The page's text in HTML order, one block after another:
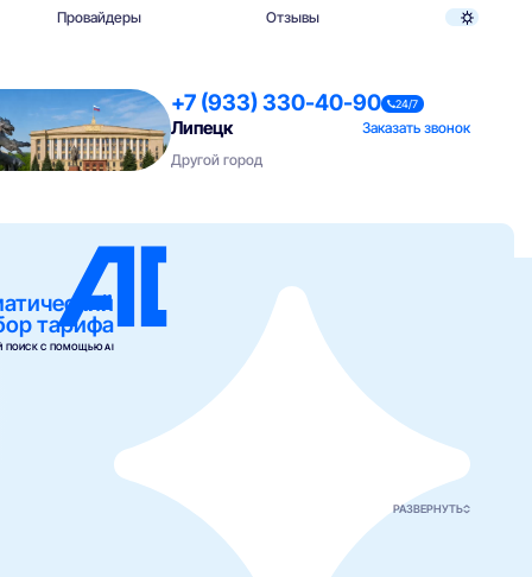
Провайдеры Отзывы
+7 (933) 330-40-90 24/7
Липецк
Заказать звонок
Другой город
тарифа
ПОИСК С ПОМОЩЬЮ AI
РАЗВЕРНУТЬ